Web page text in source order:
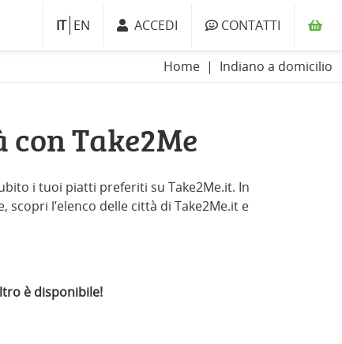
IT EN ACCEDI CONTATTI
Home Indiano a domicilio
Take2Me
i tuoi piatti preferiti su Take2Me.it. In
l’elenco delle città di Take2Me.it e
è disponibile!